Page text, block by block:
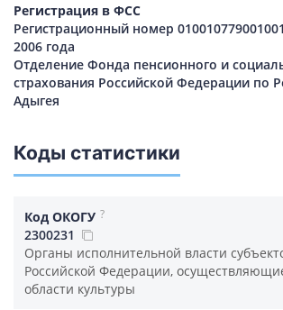
Регистрация в ФСС
Регистрационный номер
2006 года
Отделение Фонда пенсионного и
страхования Российской Федерации по
Адыгея
Коды статистики
Код ОКОГУ ?
2300231
Органы исполнительной власти
Российской Федерации,
области культуры